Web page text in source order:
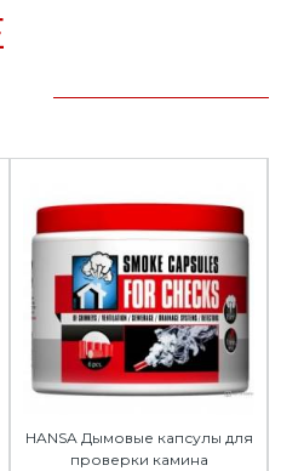
HANSA Дымовые капсулы для
проверки камина